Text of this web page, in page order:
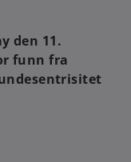
den 11.
funn fra